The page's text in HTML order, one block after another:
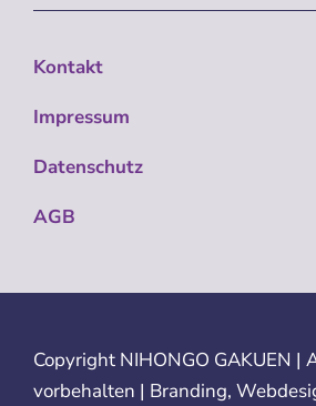
Kontakt
Impressum
Datenschutz
AGB
Copyright NIHONGO GAKUEN |
vorbehalten | Branding,